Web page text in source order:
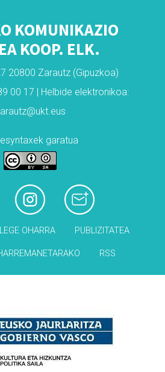
KOMUNIKAZIO
KOOP. ELK.
20800 Zarautz (Gipuzkoa)
00 17 | Helbide elektronikoa:
garatua
LEGE OHARRA PUBLIZITATEA
RSS